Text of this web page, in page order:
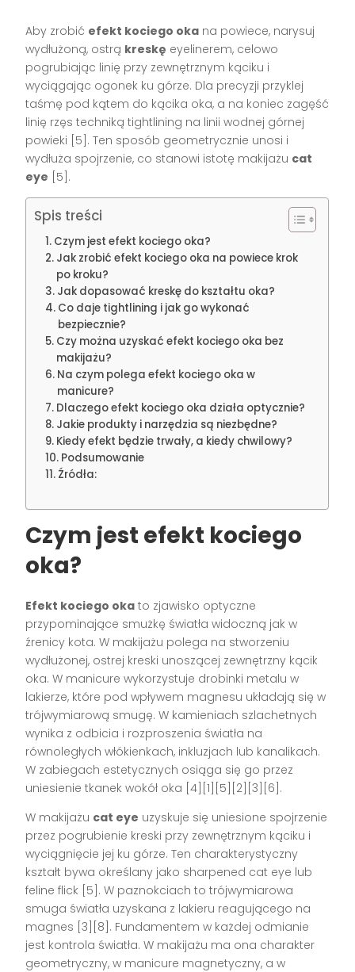
Aby zrobić efekt kociego oka na powiece, narysuj
wydłużoną, ostrą kreskę eyelinerem, celowo
pogrubiając linię przy zewnętrznym kąciku i
wyciągając ogonek ku górze. Dla precyzji przyklej
taśmę pod kątem do kącika oka, a na koniec zagęść
linię rzęs techniką tightlining na linii wodnej górnej
powieki [5]. Ten sposób geometrycznie unosi i
wydłuża spojrzenie, co stanowi istotę makijażu cat
eye [5].
Spis treści
Czym jest efekt kociego oka?
Jak zrobić efekt kociego oka na powiece krok
po kroku?
Jak dopasować kreskę do kształtu oka?
Co daje tightlining i jak go wykonać
bezpiecznie?
Czy można uzyskać efekt kociego oka bez
makijażu?
Na czym polega efekt kociego oka w
manicure?
Dlaczego efekt kociego oka działa optycznie?
Jakie produkty i narzędzia są niezbędne?
Kiedy efekt będzie trwały, a kiedy chwilowy?
Podsumowanie
Źródła:
Czym jest efekt kociego
oka?
Efekt kociego oka to zjawisko optyczne
przypominające smużkę światła widoczną jak w
źrenicy kota. W makijażu polega na stworzeniu
wydłużonej, ostrej kreski unoszącej zewnętrzny kącik
oka. W manicure wykorzystuje drobinki metalu w
lakierze, które pod wpływem magnesu układają się w
trójwymiarową smugę. W kamieniach szlachetnych
wynika z odbicia i rozproszenia światła na
równoległych włókienkach, inkluzjach lub kanalikach.
W zabiegach estetycznych osiąga się go przez
uniesienie tkanek wokół oka [4][1][5][2][3][6].
W makijażu cat eye uzyskuje się uniesione spojrzenie
przez pogrubienie kreski przy zewnętrznym kąciku i
wyciągnięcie jej ku górze. Ten charakterystyczny
kształt bywa określany jako sharpened cat eye lub
feline flick [5]. W paznokciach to trójwymiarowa
smuga światła uzyskana z lakieru reagującego na
magnes [3][8]. Fundamentem w każdej odmianie
jest kontrola światła. W makijażu ma ona charakter
geometryczny, w manicure magnetyczny, a w